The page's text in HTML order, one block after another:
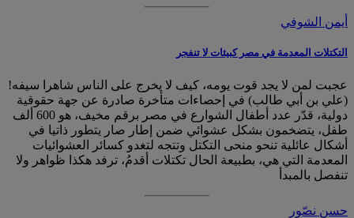
أيمن الشوفي
التكتلات المعدمة في مصر كبيئات لا تنفجر
عجبت لمن لا يجد قوت يومه، كيف لا يخرج على الناس شاهرا سيفه!
(علي بن أبي طالب) في إحصاءات متأخرة صادرة عن جهة حقوقية
دولية، قدّر عدد أطفال الشوارع في مصر برقم مخيف، هو 600 ألف
طفل، يتضخمون بشكل عشوائي ضمن إطار صار يتطور ذاتيا في
أشكال عائلية تنحو منحى التكتل وتتجه لتغدو كسائر العشوائيات
المعدمة التي هي، بطبيعة الحال تكتلات أقدمُ، ترفد هكذا ظواهر ولا
تنفصل بالمبدأ
حسن نصّور